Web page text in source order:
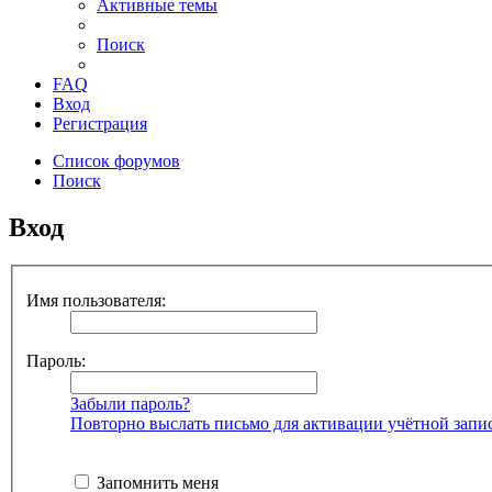
Активные темы
Поиск
FAQ
Вход
Регистрация
Список форумов
Поиск
Вход
Имя пользователя:
Пароль:
Забыли пароль?
Повторно выслать письмо для активации учётной
Запомнить меня